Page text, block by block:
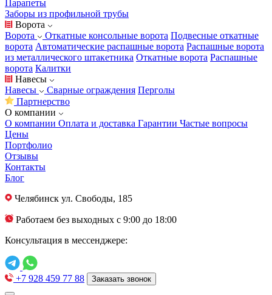
Парапеты
Заборы из профильной трубы
Ворота
Ворота
Откатные консольные ворота Подвесные откатные
ворота Автоматические распашные ворота Распашные ворота
из металлического штакетника Откатные ворота Распашные
ворота Калитки
Навесы
Навесы
Сварные ограждения Перголы
Партнерство
О компании
О компании Оплата и доставка Гарантии Частые вопросы
Цены
Портфолио
Отзывы
Контакты
Блог
Челябинск ул. Свободы, 185
Работаем без выходных с 9:00 до 18:00
Консультация в мессенджере:
+7 928 459 77 88 Заказать звонок